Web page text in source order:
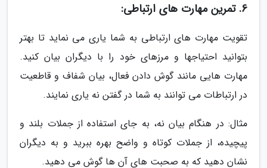
6. تمرین مهارت های ارتباطی:
تقویت مهارت های ارتباطی به شما یاری می نماید تا بهتر
بتوانید احتیاجها و مرزهای خود را با دیگران بیان کنید.
مهارت هایی مانند گوش دادن فعال، بیان شفاف و قاطعیت
در ارتباطات می توانند به شما در گفتن نه یاری نمایند.
مثال: در هنگام بیان نه، به جای استفاده از جملات بلند و
پیچیده، از جملات کوتاه و واضح بهره ببرید و به دیگران
نشان دهید که به صحبت های آن ها گوش می دهید.